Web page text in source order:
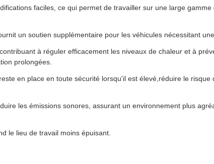
faciles, ce qui permet de travailler sur une large
un soutien supplémentaire pour les véhicules nécessitant
à réguler efficacement les niveaux de chaleur et à
prolongées.
en place en toute sécurité lorsqu'il est élevé,réduire le
les émissions sonores, assurant un environnement plus
le lieu de travail moins épuisant.